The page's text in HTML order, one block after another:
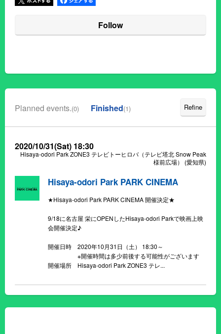
Follow
Planned events.(0) Finished(1) Refine
2020/10/31(Sat) 18:30
Hisaya-odori Park ZONE3 テレビトーヒロバ（テレビ塔北 Snow Peak
様前広場） (愛知県)
Hisaya-odori Park PARK CINEMA
★Hisaya-odori Park PARK CINEMA 開催決定★
9/18に名古屋 栄にOPENしたHisaya-odori Parkで映画上映
会開催決定♪
開催日時 2020年10月31日（土） 18:30～
※開催時間は多少前後する可能性がございます
開催場所 Hisaya-odori Park ZONE3 テレ...